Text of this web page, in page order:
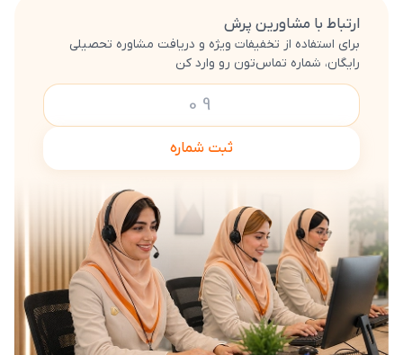
ارتباط با مشاورین پرش
برای استفاده از تخفیفات ویژه و دریافت مشاوره تحصیلی
رایگان، شماره تماس‌تون رو وارد کن
ثبت شماره